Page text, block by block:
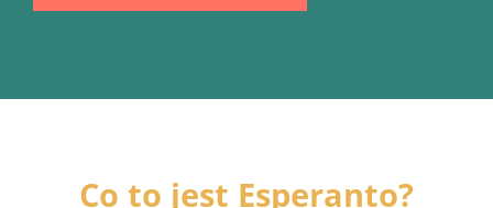
Co to jest Esperanto?